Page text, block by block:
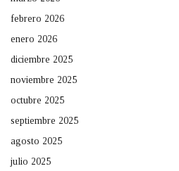
febrero 2026
enero 2026
diciembre 2025
noviembre 2025
octubre 2025
septiembre 2025
agosto 2025
julio 2025